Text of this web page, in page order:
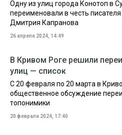
Одну из улиц города Конотоп в
переименовали в честь
Дмитрия Капранова
26 апреля 2024, 14:49
В Кривом Роге решили
улиц — список
С 20 февраля по 20 марта в
общественное обсуждение
топонимики
20 февраля 2024, 17:40